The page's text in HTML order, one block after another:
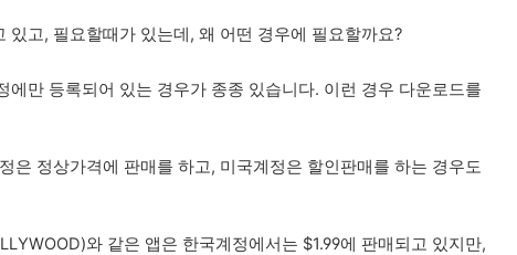
있고, 필요할때가 있는데, 왜 어떤 경우에 필요할까요?
에만 등록되어 있는 경우가 종종 있습니다. 이런 경우 다운로드를
은 정상가격에 판매를 하고, 미국계정은 할인판매를 하는 경우도
와 같은 앱은 한국계정에서는 $1.99에 판매되고 있지만,